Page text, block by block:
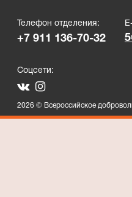
2026 © Всероссийское
Телефон отделения:
+7 911 136-70-32
Соцсети: